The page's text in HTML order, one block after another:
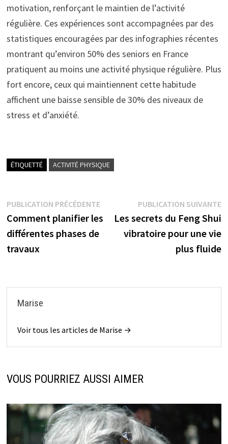
motivation, renforçant le maintien de l’activité
régulière. Ces expériences sont accompagnées par des
statistiques encouragées par des infographies récentes
montrant qu’environ 50% des seniors en France
pratiquent au moins une activité physique régulière. Plus
fort encore, ceux qui maintiennent cette habitude
affichent une baisse sensible de 30% des niveaux de
stress et d’anxiété.
ÉTIQUETTÉ ACTIVITÉ PHYSIQUE
Navigation
de
l’article
PUBLICATION PRÉCÉDENTEPublication
précédente :
Comment planifier les
différentes phases de
travaux
PUBLICATION SUIVANTE
Les secrets du Feng Shui
vibratoire pour une vie
plus fluide
Marise
Voir tous les articles de Marise →
VOUS POURRIEZ AUSSI AIMER